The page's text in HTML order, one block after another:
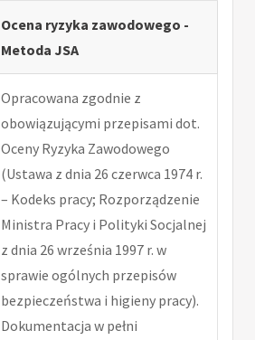
Ocena ryzyka zawodowego -
Metoda JSA
Opracowana zgodnie z
obowiązującymi przepisami dot.
Oceny Ryzyka Zawodowego
(Ustawa z dnia 26 czerwca 1974 r.
– Kodeks pracy; Rozporządzenie
Ministra Pracy i Polityki Socjalnej
z dnia 26 września 1997 r. w
sprawie ogólnych przepisów
bezpieczeństwa i higieny pracy).
Dokumentacja w pełni